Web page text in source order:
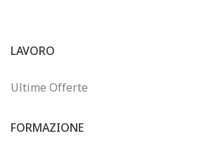
LAVORO
Ultime Offerte
FORMAZIONE